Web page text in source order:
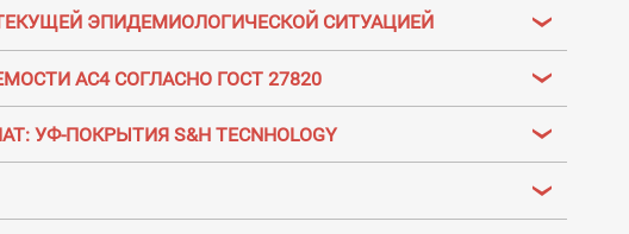
ЭПИДЕМИОЛОГИЧЕСКОЙ СИТУАЦИЕЙ
АС4 СОГЛАСНО ГОСТ 27820
ПОКРЫТИЯ S&H TECNHOLOGY